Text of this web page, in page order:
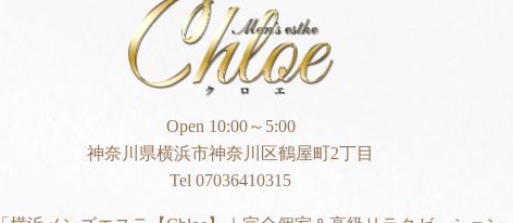
Open 10:00～5:00
神奈川県横浜市神奈川区鶴屋町2丁目
Tel 07036410315